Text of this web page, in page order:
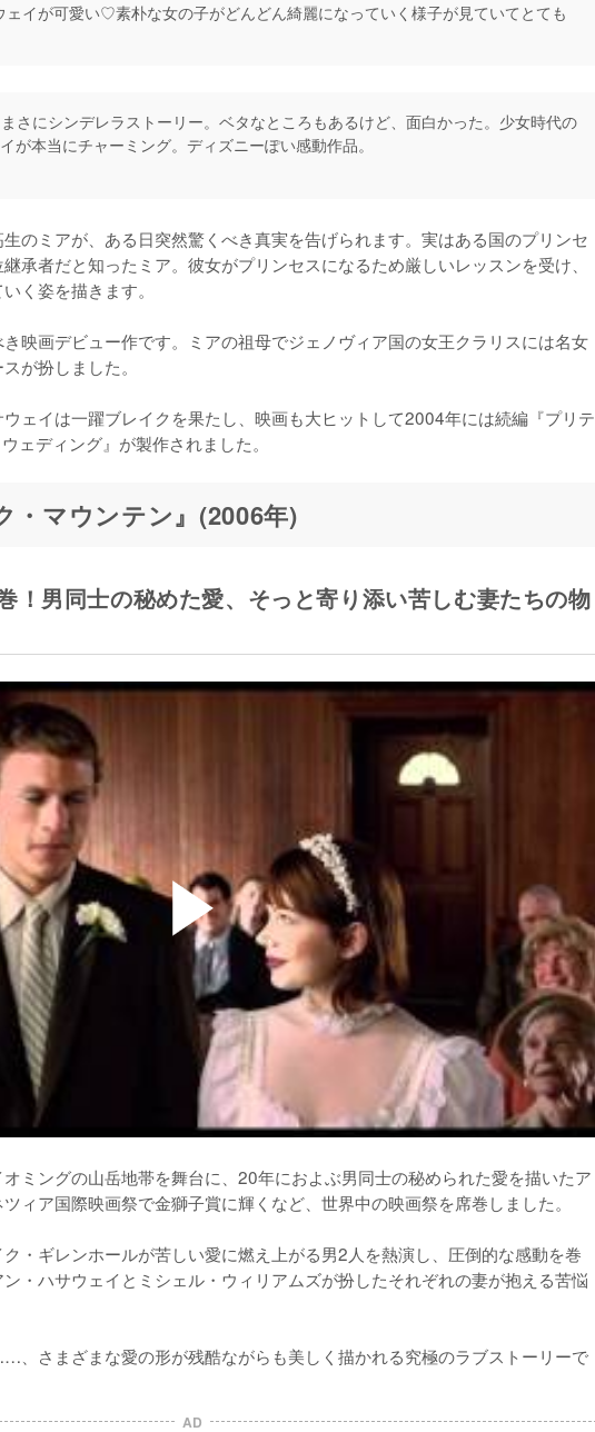
ェイが可愛い♡素朴な女の子がどんどん綺麗になっていく様子が見ていてとても
まさにシンデレラストーリー。ベタなところもあるけど、面白かった。少女時代の
が本当にチャーミング。ディズニーぽい感動作品。
のミアが、ある日突然驚くべき真実を告げられます。実はある国のプリンセ
承者だと知ったミア。彼女がプリンセスになるため厳しいレッスンを受け、
く姿を描きます。
映画デビュー作です。ミアの祖母でジェノヴィア国の女王クラリスには名女
が扮しました。
ェイは一躍ブレイクを果たし、映画も大ヒットして2004年には続編『プリテ
ェディング』が製作されました。
・マウンテン』(2006年)
！男同士の秘めた愛、そっと寄り添い苦しむ妻たちの物
ミングの山岳地帯を舞台に、20年におよぶ男同士の秘められた愛を描いたア
ィア国際映画祭で金獅子賞に輝くなど、世界中の映画祭を席巻しました。
・ギレンホールが苦しい愛に燃え上がる男2人を熱演し、圧倒的な感動を巻
・ハサウェイとミシェル・ウィリアムズが扮したそれぞれの妻が抱える苦悩
、さまざまな愛の形が残酷ながらも美しく描かれる究極のラブストーリーで
AD